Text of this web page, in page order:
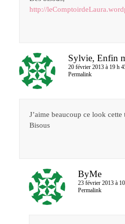
http://
Sylvie, Enfin
20 février 2013 à 19 h
Permalink
J’aime beaucoup ce look cette
Bisous
ByMe
23 février 2013 à
Permalink